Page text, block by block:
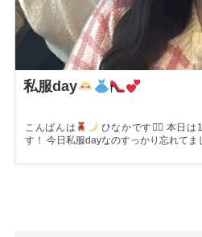
私服day
こんばんは
ひなかです꒡̈⃝ 本日
す！ 今日私服dayなのすっかり忘れてま